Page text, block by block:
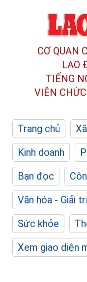
CƠ QUAN
LAO
TIẾNG
VIÊN
Trang chủ
Kinh doanh
Bạn đọc
Văn hóa - Giải
Sức khỏe
Xem giao diện